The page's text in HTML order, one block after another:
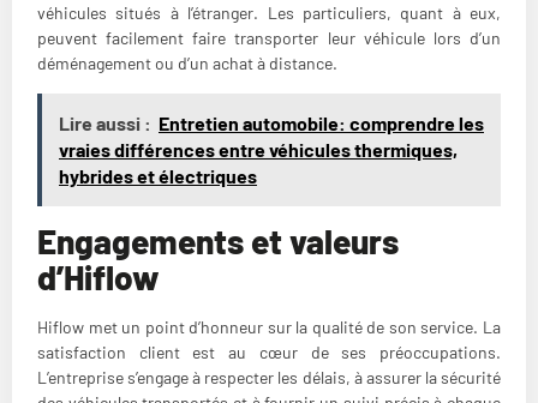
véhicules situés à l’étranger. Les particuliers, quant à eux,
peuvent facilement faire transporter leur véhicule lors d’un
déménagement ou d’un achat à distance.
Lire aussi : Entretien automobile: comprendre les
vraies différences entre véhicules thermiques,
hybrides et électriques
Engagements et valeurs
d’Hiflow
Hiflow met un point d’honneur sur la qualité de son service. La
satisfaction client est au cœur de ses préoccupations.
L’entreprise s’engage à respecter les délais, à assurer la sécurité